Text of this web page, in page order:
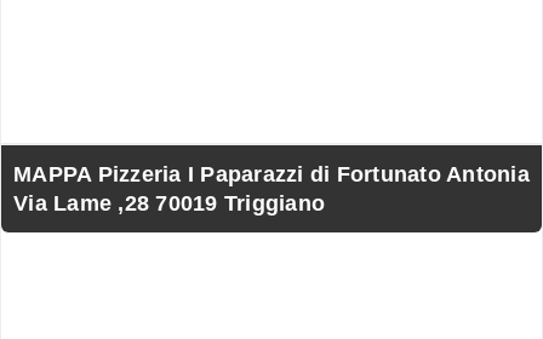
MAPPA Pizzeria I Paparazzi di Fortunato Antonia
Via Lame ,28 70019 Triggiano